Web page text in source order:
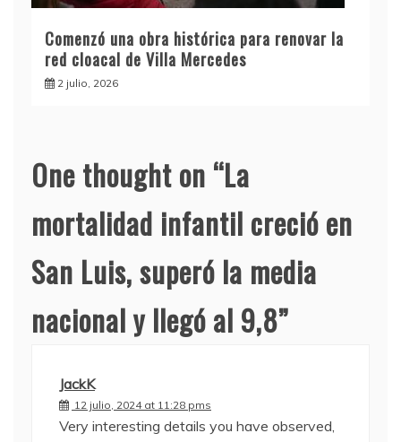
Comenzó una obra histórica para renovar la
red cloacal de Villa Mercedes
2 julio, 2026
One thought on “La
mortalidad infantil creció en
San Luis, superó la media
nacional y llegó al 9,8”
JackK
12 julio, 2024 at 11:28 pms
Very interesting details you have observed,